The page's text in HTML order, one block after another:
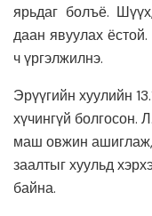
ярьдаг болъё.
даан явуулах
ч үргэлжилнэ.
Эрүүгийн хуулийн
хүчингүй болгосон.
маш овжин
заалтыг хуульд
байна.